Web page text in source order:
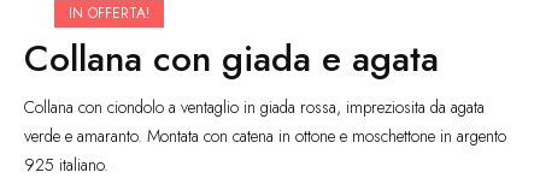
IN OFFERTA!
Collana con giada e agata
Collana con ciondolo a ventaglio in giada rossa, impreziosita da agata
verde e amaranto. Montata con catena in ottone e moschettone in argento
925 italiano.